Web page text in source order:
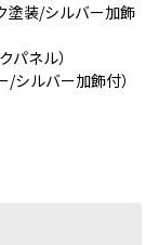
塗装/シルバー加飾
パネル）
シルバー加飾付）